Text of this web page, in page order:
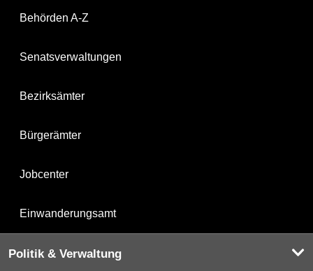
Behörden A-Z
Senatsverwaltungen
Bezirksämter
Bürgerämter
Jobcenter
Einwanderungsamt
Politik & Verwaltung